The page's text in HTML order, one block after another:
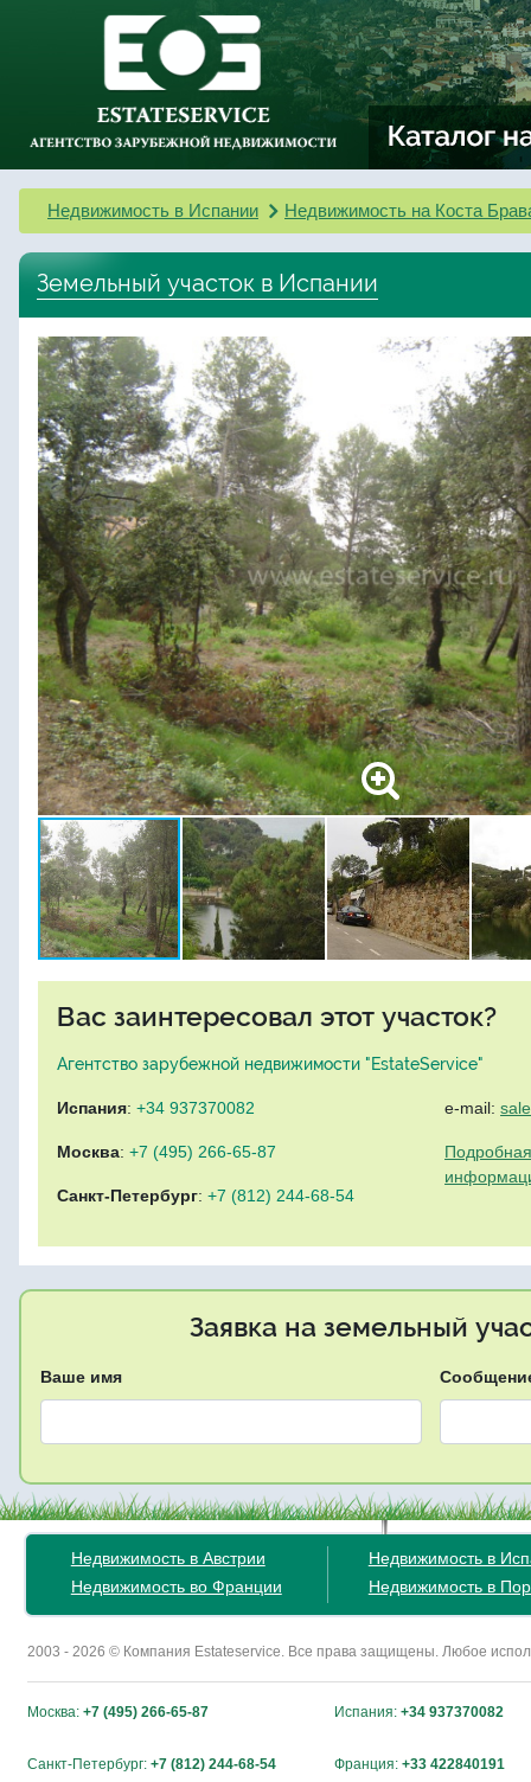
Недвижимость в Испании Недвижимость на Коста
Земельный участок в Испании
Вас заинтересовал этот участок?
Агентство зарубежной недвижимости "EstateService"
Испания: +34 937370082
Москва: +7 (495) 266-65-87
Санкт-Петербург: +7 (812) 244-68-54
e-mail:
Заявка на земельный
Ваше имя
Недвижимость в Австрии
Недвижимость во Франции
Недвижимость в
Недвижимость в
2003 - 2026 © Компания Estateservice. Все права защищены. Любое
Москва: +7 (495) 266-65-87 Испания: +34 937370082
Санкт-Петербург: +7 (812) 244-68-54 Франция: +33 422840191